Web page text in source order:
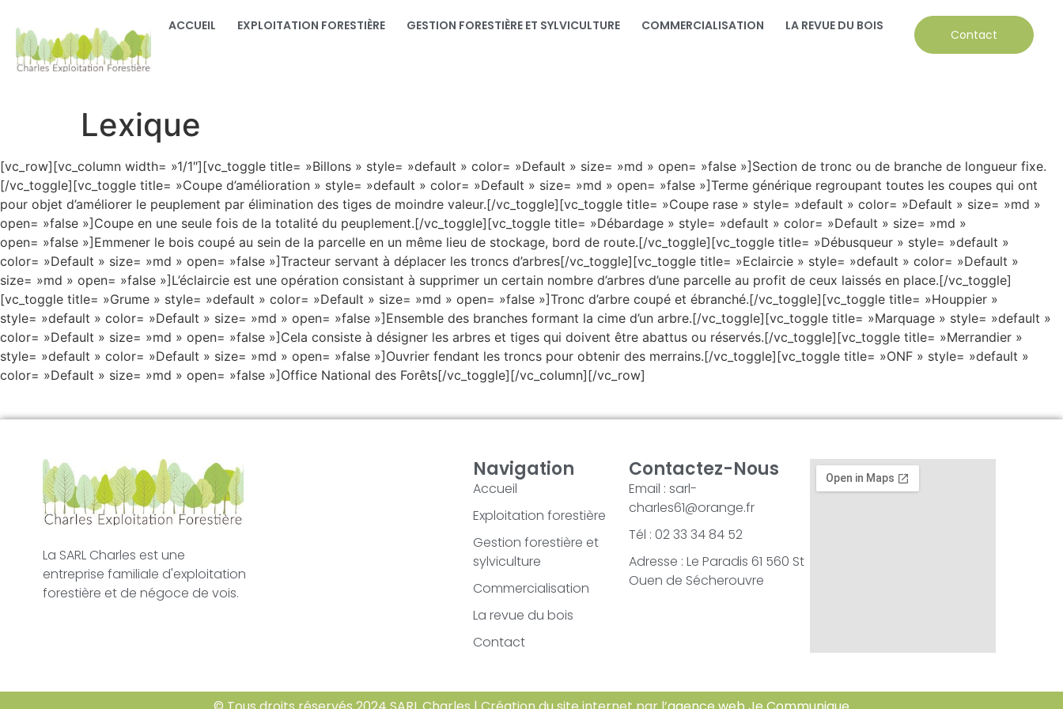
ACCUEIL EXPLOITATION FORESTIÈRE GESTION FORESTIÈRE ET SYLVICULTURE COMMERCIALISATION LA REVUE DU BOIS
Contact
Lexique
[vc_row][vc_column width= »1/1″][vc_toggle title= »Billons » style= »default » color= »Default » size= »md » open= »false »]Section de tronc ou de branche de longueur fixe.
[/vc_toggle][vc_toggle title= »Coupe d’amélioration » style= »default » color= »Default » size= »md » open= »false »]Terme générique regroupant toutes les coupes qui ont
pour objet d’améliorer le peuplement par élimination des tiges de moindre valeur.[/vc_toggle][vc_toggle title= »Coupe rase » style= »default » color= »Default » size= »md »
open= »false »]Coupe en une seule fois de la totalité du peuplement.[/vc_toggle][vc_toggle title= »Débardage » style= »default » color= »Default » size= »md »
open= »false »]Emmener le bois coupé au sein de la parcelle en un même lieu de stockage, bord de route.[/vc_toggle][vc_toggle title= »Débusqueur » style= »default »
color= »Default » size= »md » open= »false »]Tracteur servant à déplacer les troncs d’arbres[/vc_toggle][vc_toggle title= »Eclaircie » style= »default » color= »Default »
size= »md » open= »false »]L’éclaircie est une opération consistant à supprimer un certain nombre d’arbres d’une parcelle au profit de ceux laissés en place.[/vc_toggle]
[vc_toggle title= »Grume » style= »default » color= »Default » size= »md » open= »false »]Tronc d’arbre coupé et ébranché.[/vc_toggle][vc_toggle title= »Houppier »
style= »default » color= »Default » size= »md » open= »false »]Ensemble des branches formant la cime d’un arbre.[/vc_toggle][vc_toggle title= »Marquage » style= »default »
color= »Default » size= »md » open= »false »]Cela consiste à désigner les arbres et tiges qui doivent être abattus ou réservés.[/vc_toggle][vc_toggle title= »Merrandier »
style= »default » color= »Default » size= »md » open= »false »]Ouvrier fendant les troncs pour obtenir des merrains.[/vc_toggle][vc_toggle title= »ONF » style= »default »
color= »Default » size= »md » open= »false »]Office National des Forêts[/vc_toggle][/vc_column][/vc_row]
La SARL Charles est une
entreprise familiale d'exploitation
forestière et de négoce de vois.
Navigation
Accueil
Exploitation forestière
Gestion forestière et
sylviculture
Commercialisation
La revue du bois
Contact
Contactez-Nous
Email : sarl-
charles61@orange.fr
Tél : 02 33 34 84 52
Adresse : Le Paradis 61 560 St
Ouen de Sécherouvre